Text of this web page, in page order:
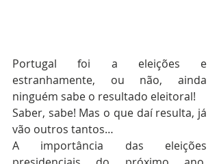
Portugal foi a eleições e
estranhamente, ou não, ainda
ninguém sabe o resultado eleitoral!
Saber, sabe! Mas o que daí resulta, já
vão outros tantos…
A importância das eleições